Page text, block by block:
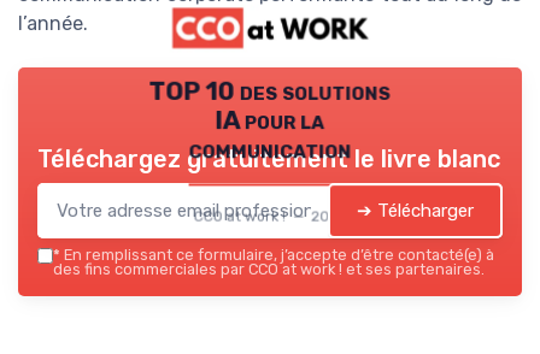
l’année.
TOP 10 des solutions
IA pour la
communication
CCO at work ! — 2026
Téléchargez gratuitement le livre blanc
➔ Télécharger
* En remplissant ce formulaire, j’accepte d’être contacté(e) à
des fins commerciales par CCO at work ! et ses partenaires.